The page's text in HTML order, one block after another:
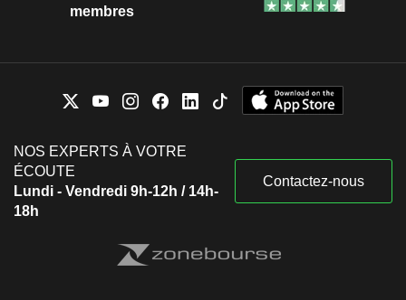
membres
NOS EXPERTS À VOTRE
ÉCOUTE
Lundi - Vendredi 9h-12h / 14h-
18h
Contactez-nous